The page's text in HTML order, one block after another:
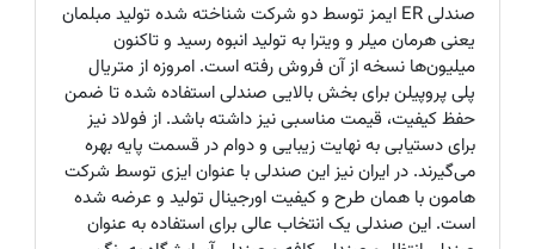
صندلی ER ایمز توسط دو شرکت شناخته شده تولید مبلمان
یعنی هرمان میلر و ویترا به تولید انبوه رسید و تاکنون
میلیون‌ها نسخه از آن فروش رفته است. امروزه از متریال
پلی پروپیلن برای بخش بالایی صندلی استفاده شده تا ضمن
حفظ کیفیت، قیمت مناسبی نیز داشته باشد. از فولاد نیز
برای دستیابی به نهایت زیبایی و دوام در قسمت پایه بهره
می‌گیرند. در ایران نیز این صندلی با عنوان ایزی توسط شرکت
هامون با همان طرح و کیفیت اورجینال تولید و عرضه شده
است. این صندلی یک انتخاب عالی برای استفاده به عنوان